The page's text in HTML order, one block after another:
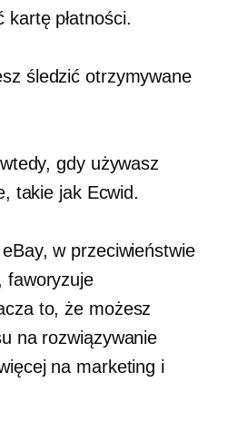
kartę płatności.
śledzić otrzymywane
gdy używasz
takie jak Ecwid.
w przeciwieństwie
faworyzuje
to, że możesz
na rozwiązywanie
na marketing i